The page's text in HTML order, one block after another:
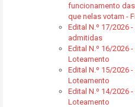
funcionamento
que nelas votam -
Edital N.º 17/2026
admitidas
Edital N.º 16/2026
Loteamento
Edital N.º 15/2026
Loteamento
Edital N.º 14/2026
Loteamento